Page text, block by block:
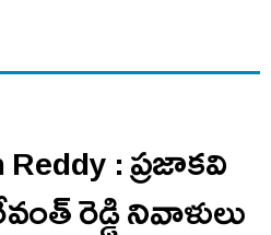
Reddy : ప్రజాకవి
రెడ్డి నివాళులు